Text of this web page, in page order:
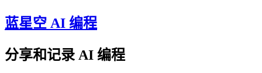
蓝星空 AI 编程
分享和记录 AI 编程